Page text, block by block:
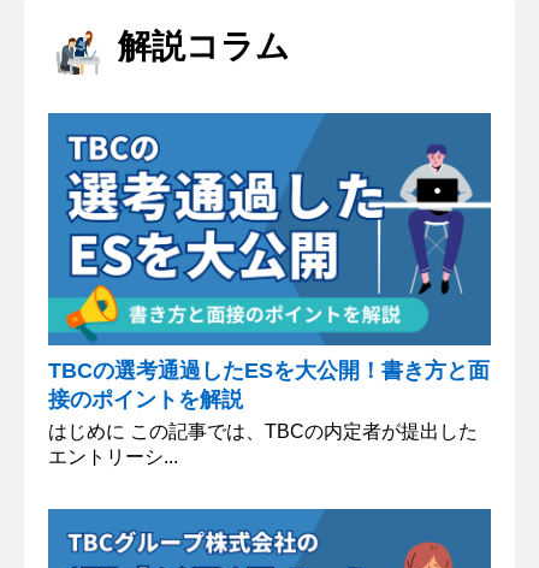
教えてください アルバイトです。 アルバイト先の
学生の中では、私が一番長く勤務しています。 大変
解説コラム
TBCの選考通過したESを大公開！書き方と面
接のポイントを解説
はじめに この記事では、TBCの内定者が提出した
エントリーシ...